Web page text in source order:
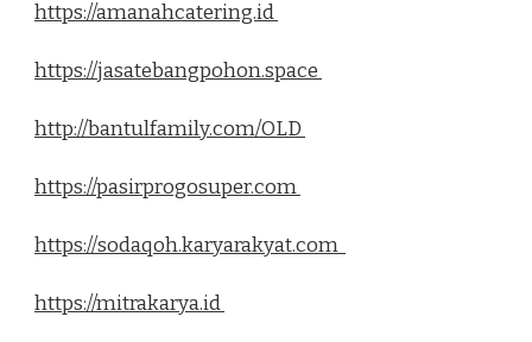
https://amanahcatering.id
https://jasatebangpohon.space
http://bantulfamily.com/OLD
https://pasirprogosuper.com
https://sodaqoh.karyarakyat.com
https://mitrakarya.id